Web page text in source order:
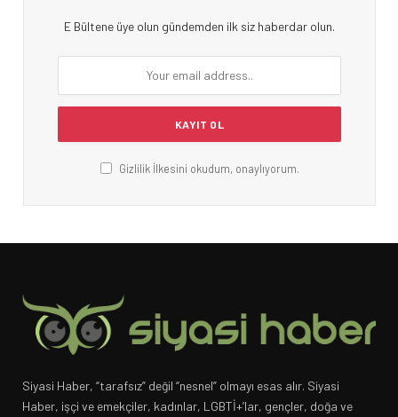
E Bültene üye olun gündemden ilk siz haberdar olun.
Gizlilik İlkesini okudum, onaylıyorum.
Siyasi Haber, “tarafsız” değil “nesnel” olmayı esas alır. Siyasi
Haber, işçi ve emekçiler, kadınlar, LGBTİ+’lar, gençler, doğa ve